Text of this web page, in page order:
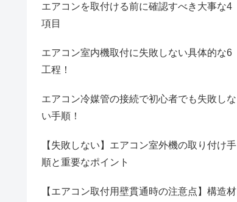
エアコンを取付ける前に確認すべき大事な4
項目
エアコン室内機取付に失敗しない具体的な6
工程！
エアコン冷媒管の接続で初心者でも失敗しな
い手順！
【失敗しない】エアコン室外機の取り付け手
順と重要なポイント
【エアコン取付用壁貫通時の注意点】構造材